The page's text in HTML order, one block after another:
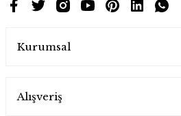
Kurumsal
Alışveriş